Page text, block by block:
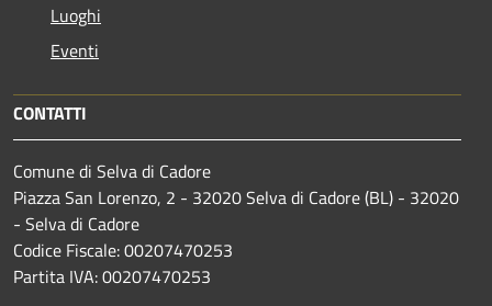
Luoghi
Eventi
CONTATTI
Comune di Selva di Cadore
Piazza San Lorenzo, 2 - 32020 Selva di Cadore (BL) - 32020
- Selva di Cadore
Codice Fiscale: 00207470253
Partita IVA: 00207470253